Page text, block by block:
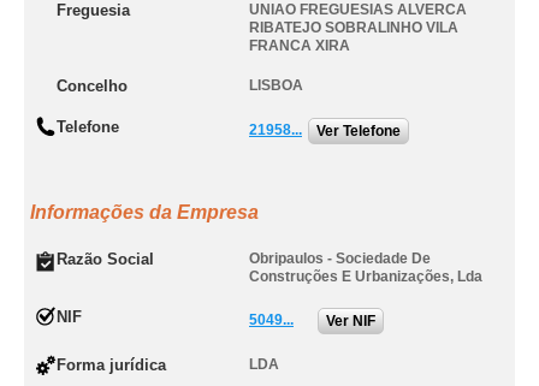
Freguesia
UNIAO FREGUESIAS ALVERCA
RIBATEJO SOBRALINHO VILA
FRANCA XIRA
Concelho LISBOA
Telefone 21958... Ver Telefone
Informações da Empresa
Razão Social
Obripaulos - Sociedade De
Construções E Urbanizações, Lda
NIF 5049... Ver NIF
Forma jurídica LDA